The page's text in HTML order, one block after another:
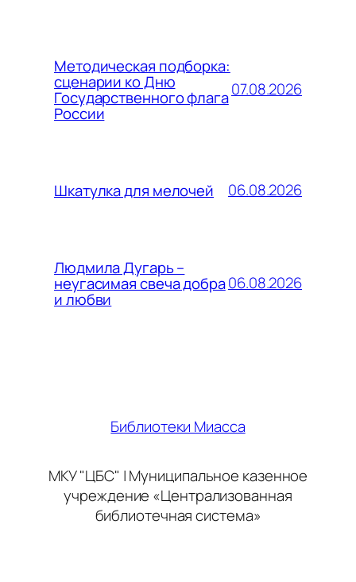
Методическая подборка:
сценарии ко Дню
Государственного флага
России
07.08.2026
Шкатулка для мелочей 06.08.2026
Людмила Дугарь –
неугасимая свеча добра
и любви
06.08.2026
Библиотеки Миасса
МКУ "ЦБС" | Муниципальное казенное
учреждение «Централизованная
библиотечная система»